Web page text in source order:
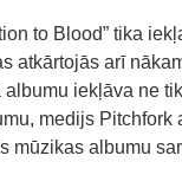
to Blood” tika
atkārtojās arī
iekļāva ne
medijs Pitchfork
mūzikas albumu